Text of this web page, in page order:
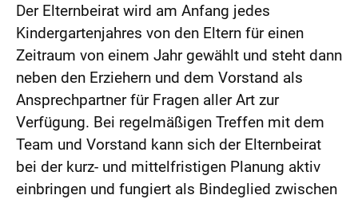
Der Elternbeirat wird am Anfang jedes
Kindergartenjahres von den Eltern für einen
Zeitraum von einem Jahr gewählt und steht dann
neben den Erziehern und dem Vorstand als
Ansprechpartner für Fragen aller Art zur
Verfügung. Bei regelmäßigen Treffen mit dem
Team und Vorstand kann sich der Elternbeirat
bei der kurz- und mittelfristigen Planung aktiv
einbringen und fungiert als Bindeglied zwischen